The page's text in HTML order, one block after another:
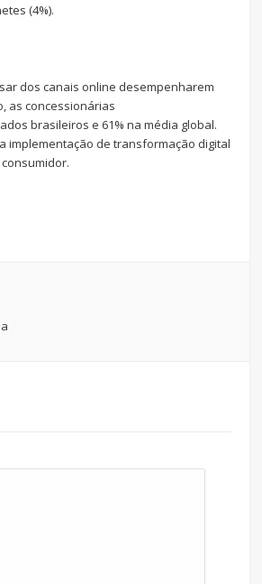
(4%).
dos canais online desempenharem
as concessionárias
brasileiros e 61% na média global.
implementação de transformação digital